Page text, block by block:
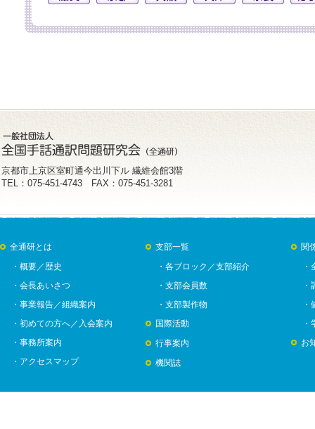
京都市上京区室町通今出川下ル 繊維会館3階
TEL：075-451-4743 FAX：075-451-3281
全通研とは
・概要／歴史
・会長あいさつ
・事業報告／組織案内
・初めての方へ／入会案内
・事務所案内
・アクセスマップ
支部一覧
・各ブロック／支部紹介
・支部会員数
・支部製作物
国際活動
行事案内
機関誌
関
お